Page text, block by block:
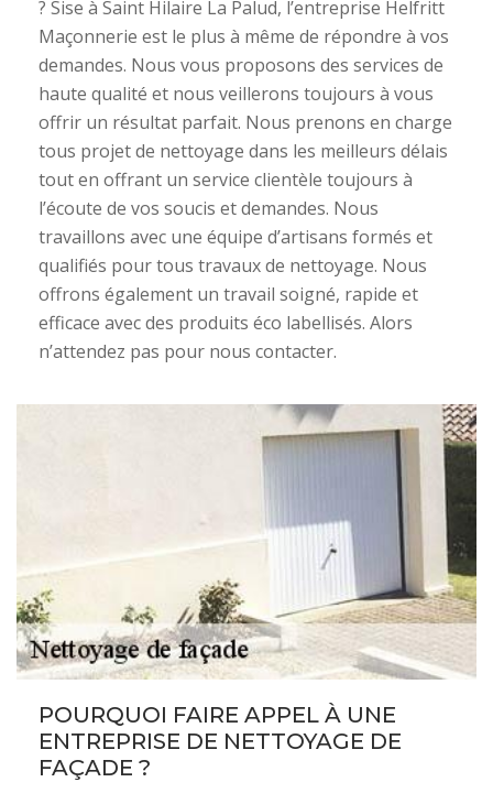
? Sise à Saint Hilaire La Palud, l’entreprise Helfritt
Maçonnerie est le plus à même de répondre à vos
demandes. Nous vous proposons des services de
haute qualité et nous veillerons toujours à vous
offrir un résultat parfait. Nous prenons en charge
tous projet de nettoyage dans les meilleurs délais
tout en offrant un service clientèle toujours à
l’écoute de vos soucis et demandes. Nous
travaillons avec une équipe d’artisans formés et
qualifiés pour tous travaux de nettoyage. Nous
offrons également un travail soigné, rapide et
efficace avec des produits éco labellisés. Alors
n’attendez pas pour nous contacter.
POURQUOI FAIRE APPEL À UNE
ENTREPRISE DE NETTOYAGE DE
FAÇADE ?